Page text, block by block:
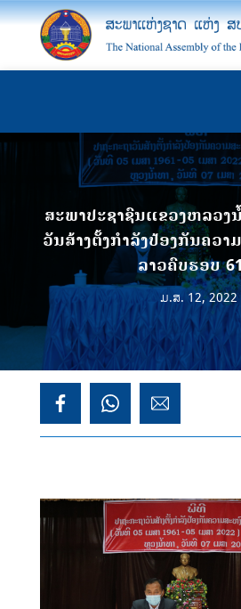
ສະພາປະຊາຊົນແຂວງຫລວງ
ວັນສ້າງຕັ້ງກຳລັງປ້ອງກັນຄວາ
ລາວຄົບຮອບ
ມ.ສ. 12, 2022